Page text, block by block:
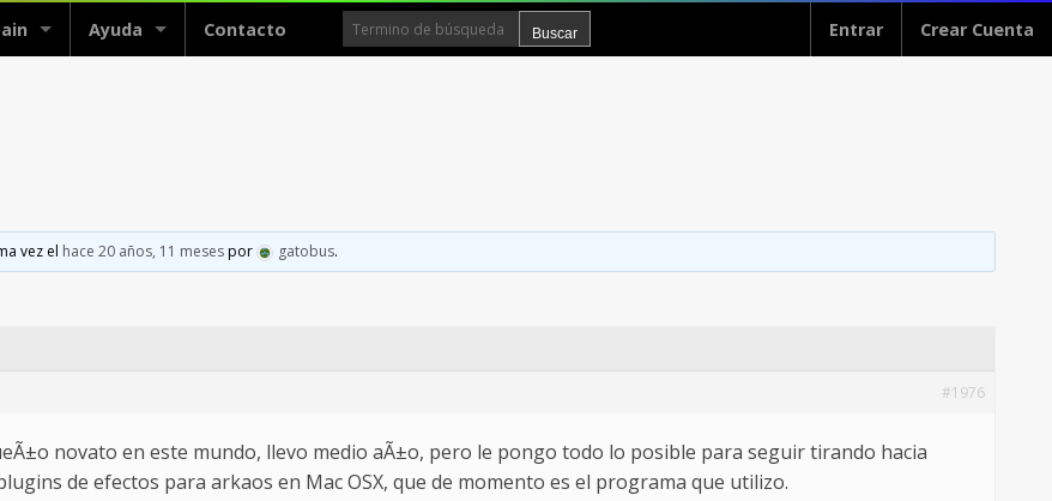
Ayuda Contacto Entrar Crear Cuenta
vez el hace 20 años, 11 mesespor gatobus.
#1976
novato en este mundo, llevo medio aÃ±o, pero le pongo todo lo posible para seguir tirando hacia
de efectos para arkaos en Mac OSX, que de momento es el programa que utilizo.